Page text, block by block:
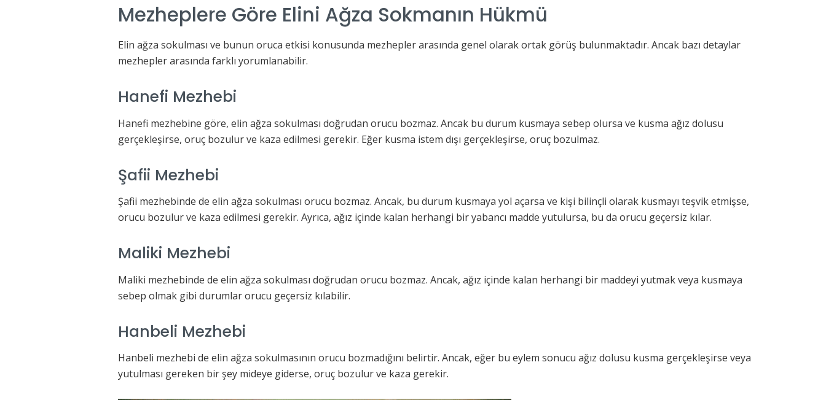
Mezheplere Göre Elini Ağza Sokmanın Hükmü
Elin ağza sokulması ve bunun oruca etkisi konusunda mezhepler arasında genel olarak ortak görüş bulunmaktadır. Ancak bazı detaylar
mezhepler arasında farklı yorumlanabilir.
Hanefi Mezhebi
Hanefi mezhebine göre, elin ağza sokulması doğrudan orucu bozmaz. Ancak bu durum kusmaya sebep olursa ve kusma ağız dolusu
gerçekleşirse, oruç bozulur ve kaza edilmesi gerekir. Eğer kusma istem dışı gerçekleşirse, oruç bozulmaz.
Şafii Mezhebi
Şafii mezhebinde de elin ağza sokulması orucu bozmaz. Ancak, bu durum kusmaya yol açarsa ve kişi bilinçli olarak kusmayı teşvik etmişse,
orucu bozulur ve kaza edilmesi gerekir. Ayrıca, ağız içinde kalan herhangi bir yabancı madde yutulursa, bu da orucu geçersiz kılar.
Maliki Mezhebi
Maliki mezhebinde de elin ağza sokulması doğrudan orucu bozmaz. Ancak, ağız içinde kalan herhangi bir maddeyi yutmak veya kusmaya
sebep olmak gibi durumlar orucu geçersiz kılabilir.
Hanbeli Mezhebi
Hanbeli mezhebi de elin ağza sokulmasının orucu bozmadığını belirtir. Ancak, eğer bu eylem sonucu ağız dolusu kusma gerçekleşirse veya
yutulması gereken bir şey mideye giderse, oruç bozulur ve kaza gerekir.